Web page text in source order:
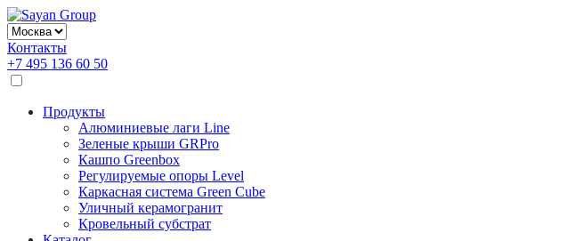
Контакты
+7 495 136 60 50
Продукты
Алюминиевые лаги Line
Зеленые крыши GRPro
Кашпо Greenbox
Регулируемые опоры Level
Каркасная система Green Cube
Уличный керамогранит
Кровельный субстрат